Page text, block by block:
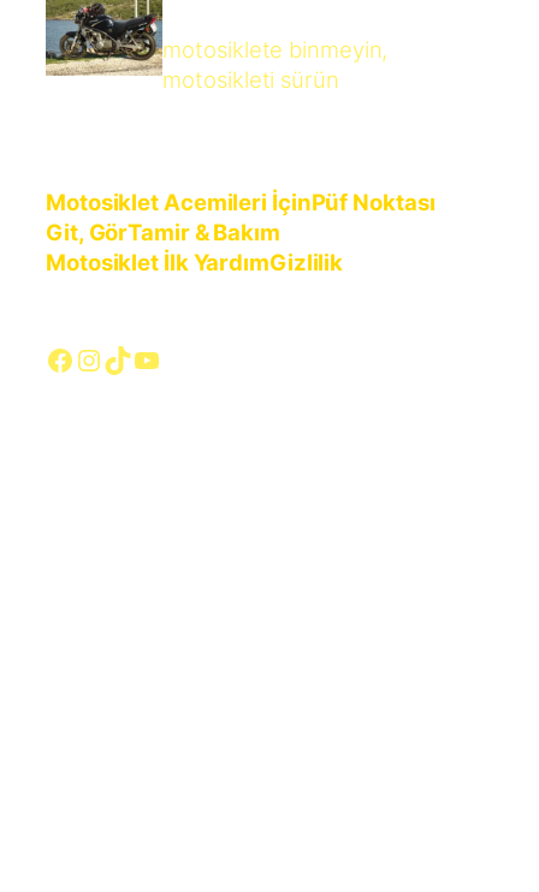
motosiklete binmeyin,
motosikleti sürün
Motosiklet Acemileri İçinPüf Noktası
Git, GörTamir & Bakım
Motosiklet İlk YardımGizlilik
Facebook
Instagram
TikTok
YouTube